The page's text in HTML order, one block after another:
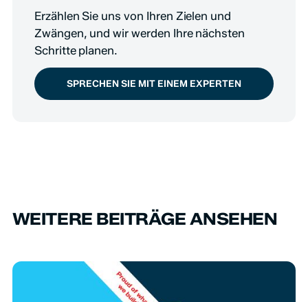
Erzählen Sie uns von Ihren Zielen und
Zwängen, und wir werden Ihre nächsten
Schritte planen.
SPRECHEN SIE MIT EINEM EXPERTEN
WEITERE BEITRÄGE ANSEHEN